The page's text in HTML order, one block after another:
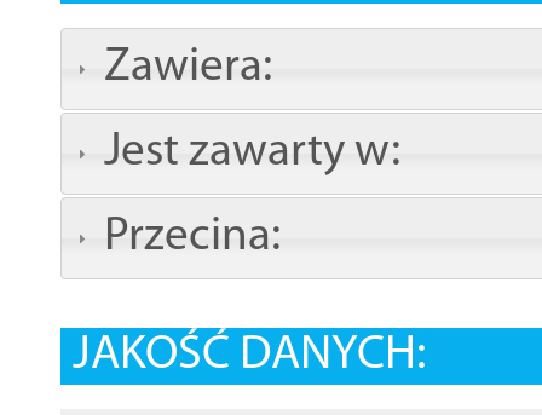
Zawiera:
Jest zawarty w:
Przecina:
JAKOŚĆ DANYCH: